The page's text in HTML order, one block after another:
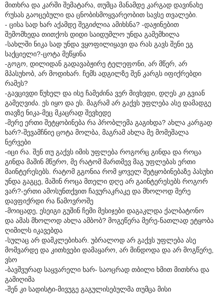
მითხრა და კარში შემატარა, თუმცა მანამდე კარგად დავინახე
რუსას გაოცებული და ცნობისმოყვარეობით სავსე თვალები.
- ცისა სად ხარ აქამდე შეგიძლია ამიხსნა? -დაჟინებით
შემომხედა თითქოს დიდი საიდუმლო უნდა გამემხილა
-სახლში ნიკა სად უნდა ვყოფილიყავი და რას გავს შენი ეგ
საქციელი?-ცოტა მეწყინა
-გოგო, დილიდან გადავაბჟირე ტელეფონი, არ მწერ, არ
მპასუხობ, არ მოდიხარ. ჩემს ადგილზე შენ კარგს იფიქრებდი
რამეს?
-გავცივდი წუხელ და ისე ჩამეძინა ვერ მივხვდი, დღეს კი გვიან
გამეღვიძა. ეს იყო და ეს. მაგრამ არ გაქვს უფლება ასე დამადგე
თავზე ნიკა-მეც მკაცრად შევხედე
-მერე ერთი შეტყობინება რა პრობლემა გაგიხდა? ახლა კარგად
ხარ?-შევამჩნიე ცოტა მოლბა, მაგრამ ახლა მე მომეშალა
ნერვები
-იცი რა. შენ თუ გაქვს იმის უფლება როგორც გინდა და როცა
გინდა მაშინ მწერო, მე რატომ მართმევ მაგ უფლებას ერთი
მაინტერესებს. რატომ გგონია რომ ყოველ შეტყობინებაზე პასუხი
უნდა გაგცე, მაშინ როცა მთელი დღე არ გაინტერესებს როგორ
ვარ?-ერთი ამოსუნთქვით ჩავურაკრაკე და მხოლოდ მერე
დავფიქრდი რა წამოვროშე
-მოიცადე, ესეიგი გუშინ ჩემი მესიჯები დაგაკლდა ქალბატონო
და ამას მხოლოდ ახლა ამბობ? მოგეწერა მერე-ნათლად ეტყობა
ღიმილს იკავებდა
-სულაც არ დამკლებიხარ. უბრალოდ არ გაქვს უფლება ასე
მომვარდე და კითხვები დამაყარო, არ მინდოდა და არ მოგწერე,
ვსო
-ბავშვურად საყვარელი ხარ- საოცრად თბილი ხმით მითხრა და
გამიღიმა
-შენ კი სადისტი-მივუგე გაგულისებულმა თუმცა მისი